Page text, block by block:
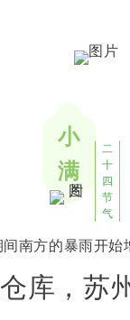
小
满
二
十
四
节
气
方的暴雨开始
库，